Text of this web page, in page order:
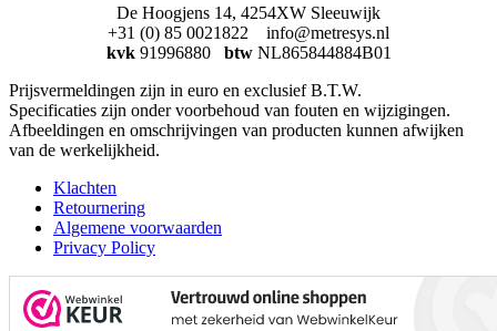
De Hoogjens 14, 4254XW Sleeuwijk
+31 (0) 85 0021822 info@metresys.nl
kvk 91996880 btw NL865844884B01
Prijsvermeldingen zijn in euro en exclusief B.T.W.
Specificaties zijn onder voorbehoud van fouten en wijzigingen.
Afbeeldingen en omschrijvingen van producten kunnen afwijken
van de werkelijkheid.
Klachten
Retournering
Algemene voorwaarden
Privacy Policy